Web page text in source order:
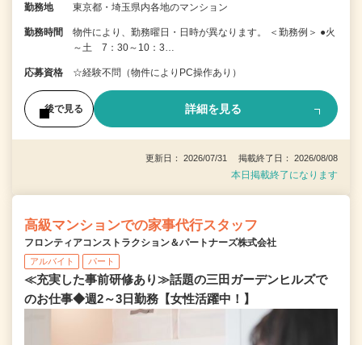
勤務地 東京都・埼玉県内各地のマンション
勤務時間
物件により、勤務曜日・日時が異なります。 ＜勤務例＞ ●火
～土 7：30～10：3…
応募資格 ☆経験不問（物件によりPC操作あり）
後で見る 詳細を見る
更新日： 2026/07/31 掲載終了日： 2026/08/08
本日掲載終了になります
高級マンションでの家事代行スタッフ
フロンティアコンストラクション＆パートナーズ株式会社
アルバイト パート
≪充実した事前研修あり≫話題の三田ガーデンヒルズで
のお仕事◆週2～3日勤務【女性活躍中！】